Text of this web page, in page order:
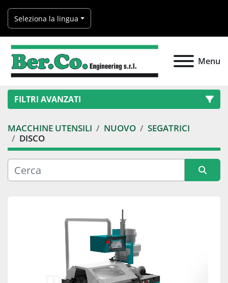
Seleziona la lingua
Menu
FILTRI AVANZATI
Categoria
Produttore
MACCHINE UTENSILI NUOVO
SEGATRICI
DISCO